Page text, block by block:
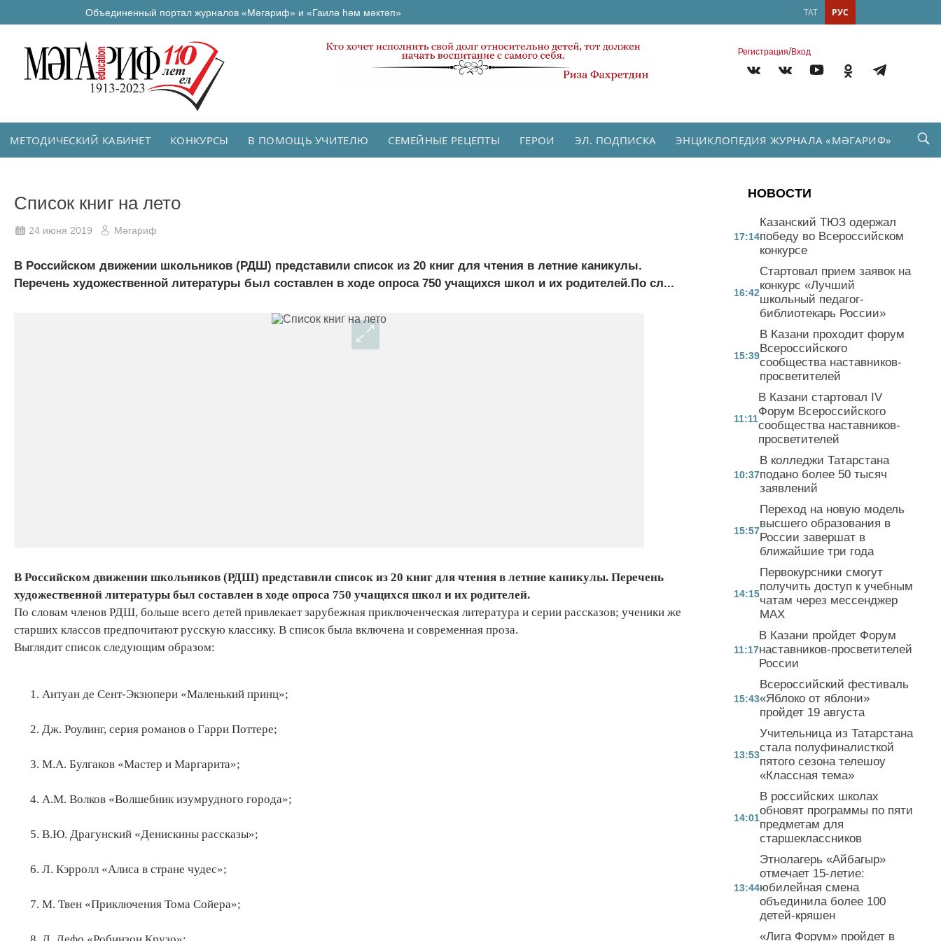
Объединенный портал журналов «Мәгариф» и «Гаилә һәм мәктәп» РУС
ТАТ
Регистрация/Вход
МЕТОДИЧЕСКИЙ КАБИНЕТ КОНКУРСЫ В ПОМОЩЬ УЧИТЕЛЮ СЕМЕЙНЫЕ РЕЦЕПТЫ ГЕРОИ ЭЛ. ПОДПИСКА ЭНЦИКЛОПЕДИЯ ЖУРНАЛА «МӘГАРИФ»
Список книг на лето
24 июня 2019 Мәгариф
В Российском движении школьников (РДШ) представили список из 20 книг для чтения в летние каникулы.
Перечень художественной литературы был составлен в ходе опроса 750 учащихся школ и их родителей.По сл...
В Российском движении школьников (РДШ) представили список из 20 книг для чтения в летние каникулы. Перечень
художественной литературы был составлен в ходе опроса 750 учащихся школ и их родителей.
По словам членов РДШ, больше всего детей привлекает зарубежная приключенческая литература и серии рассказов; ученики же
старших классов предпочитают русскую классику. В список была включена и современная проза.
Выглядит список следующим образом:
Антуан де Сент-Экзюпери «Маленький принц»;
Дж. Роулинг, серия романов о Гарри Поттере;
М.А. Булгаков «Мастер и Маргарита»;
А.М. Волков «Волшебник изумрудного города»;
В.Ю. Драгунский «Денискины рассказы»;
Л. Кэрролл «Алиса в стране чудес»;
М. Твен «Приключения Тома Сойера»;
НОВОСТИ
17:14
Казанский ТЮЗ одержал
победу во Всероссийском
конкурсе
16:42
Стартовал прием заявок на
конкурс «Лучший
школьный педагог-
библиотекарь России»
15:39
В Казани проходит форум
Всероссийского
сообщества наставников-
просветителей
11:11
В Казани стартовал IV
Форум Всероссийского
сообщества наставников-
просветителей
10:37
В колледжи Татарстана
подано более 50 тысяч
заявлений
15:57
Переход на новую модель
высшего образования в
России завершат в
ближайшие три года
14:15
Первокурсники смогут
получить доступ к учебным
чатам через мессенджер
MAX
11:17
В Казани пройдет Форум
наставников-просветителей
России
15:43
Всероссийский фестиваль
«Яблоко от яблони»
пройдет 19 августа
13:53
Учительница из Татарстана
стала полуфиналисткой
пятого сезона телешоу
«Классная тема»
14:01
В российских школах
обновят программы по пяти
предметам для
старшеклассников
13:44
Этнолагерь «Айбагыр»
отмечает 15-летие:
юбилейная смена
объединила более 100
детей-кряшен
«Лига Форум» пройдет в